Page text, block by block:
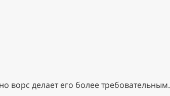
ворс делает его более требовательным.